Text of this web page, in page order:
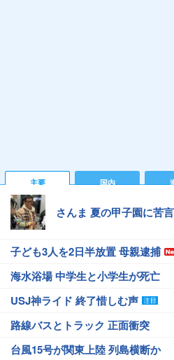
主要 国内
さんま 夏の甲子園に苦
子ども3人を2日半放置 母親逮捕
海水浴場 中学生と小学生が死亡
USJ神ライド 終了惜しむ声
路線バスとトラック 正面衝突
台風15号が関東上陸 列島横断か